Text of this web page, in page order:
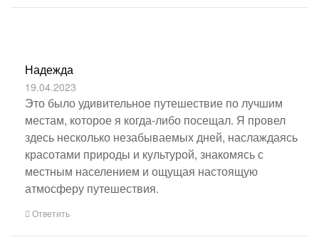
Надежда
19.04.2023
Это было удивительное путешествие по лучшим
местам, которое я когда-либо посещал. Я провел
здесь несколько незабываемых дней, наслаждаясь
красотами природы и культурой, знакомясь с
местным населением и ощущая настоящую
атмосферу путешествия.
Ответить